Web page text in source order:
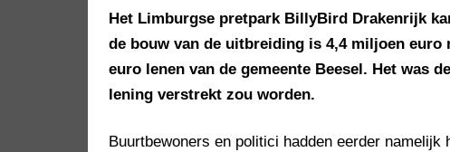
Het Limburgse pretpark BillyBird Drakenrijk
de bouw van de uitbreiding is 4,4 miljoen
euro lenen van de gemeente Beesel. Het was
lening verstrekt zou worden.
Buurtbewoners en politici hadden eerder